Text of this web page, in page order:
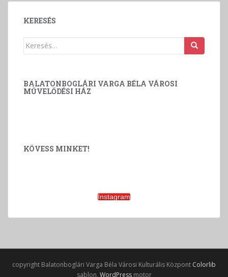
KERESÉS
Keresés:
BALATONBOGLÁRI VARGA BÉLA VÁROSI
MŰVELŐDÉSI HÁZ
KÖVESS MINKET!
Instagram
copyright Balatonboglári Varga Béla Városi Kulturális Központ Colorlib
sablon, WordPressmotor